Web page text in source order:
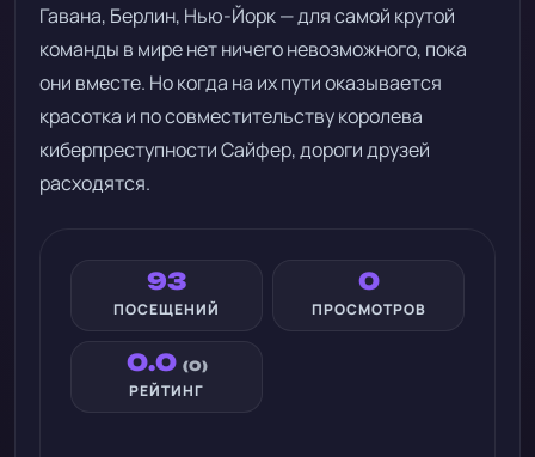
Гавана, Берлин, Нью-Йорк — для самой крутой
команды в мире нет ничего невозможного, пока
они вместе. Но когда на их пути оказывается
красотка и по совместительству королева
киберпреступности Сайфер, дороги друзей
расходятся.
93
ПОСЕЩЕНИЙ
0
ПРОСМОТРОВ
0.0 (0)
РЕЙТИНГ